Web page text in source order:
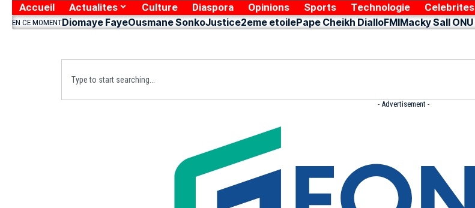
Accueil Actualites Culture Diaspora Opinions Sports Technologie Celebrites
EN CE MOMENTDiomaye FayeOusmane SonkoJustice2eme etoilePape Cheikh DialloFMIMacky Sall ONU
- Advertisement -